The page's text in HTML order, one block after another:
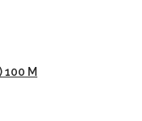
100 M